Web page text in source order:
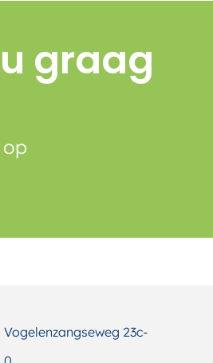
graag
Vogelenzangseweg 23c-